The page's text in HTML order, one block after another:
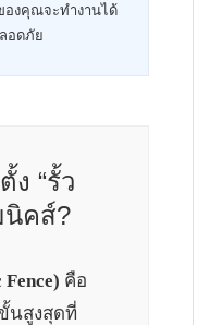
องคุณจะทำงานได้
อดภัย
ง “รั้ว
นิคส์?
คือ
นสูงสุดที่